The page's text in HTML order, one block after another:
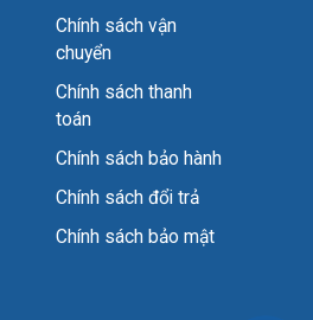
Chính sách vận
chuyển
Chính sách thanh
toán
Chính sách bảo hành
Chính sách đổi trả
Chính sách bảo mật